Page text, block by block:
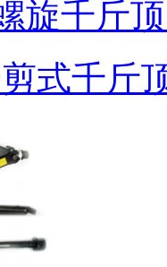
旋千斤
式千斤